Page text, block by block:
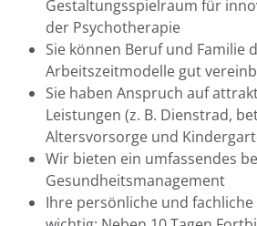
Gestaltungsspielraum für
der Psychotherapie
Sie können Beruf und Familie
Arbeitszeitmodelle gut
Sie haben Anspruch auf
Leistungen (z. B. Dienstrad,
Altersvorsorge und
Wir bieten ein umfassendes
Gesundheitsmanagement
Ihre persönliche und